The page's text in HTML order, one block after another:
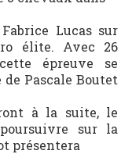
Lucas sur
élite. Avec 26
épreuve se
Pascale Boutet
à la suite, le
sur la
présentera